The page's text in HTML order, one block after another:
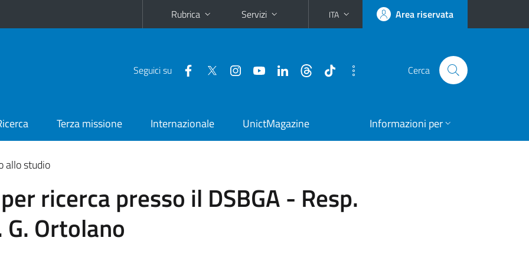
Rubrica Servizi ITA Area riservata
Seguici su Cerca
Terza missione Internazionale UnictMagazine Informazioni per
allo studio
ricerca presso il DSBGA - Resp.
Ortolano